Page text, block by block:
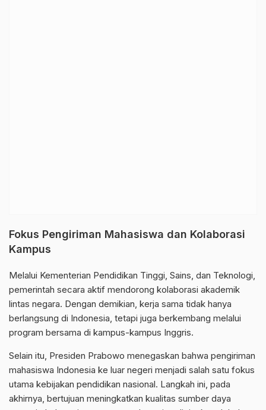
Fokus Pengiriman Mahasiswa dan Kolaborasi
Kampus
Melalui Kementerian Pendidikan Tinggi, Sains, dan Teknologi,
pemerintah secara aktif mendorong kolaborasi akademik
lintas negara. Dengan demikian, kerja sama tidak hanya
berlangsung di Indonesia, tetapi juga berkembang melalui
program bersama di kampus-kampus Inggris.
Selain itu, Presiden Prabowo menegaskan bahwa pengiriman
mahasiswa Indonesia ke luar negeri menjadi salah satu fokus
utama kebijakan pendidikan nasional. Langkah ini, pada
akhirnya, bertujuan meningkatkan kualitas sumber daya